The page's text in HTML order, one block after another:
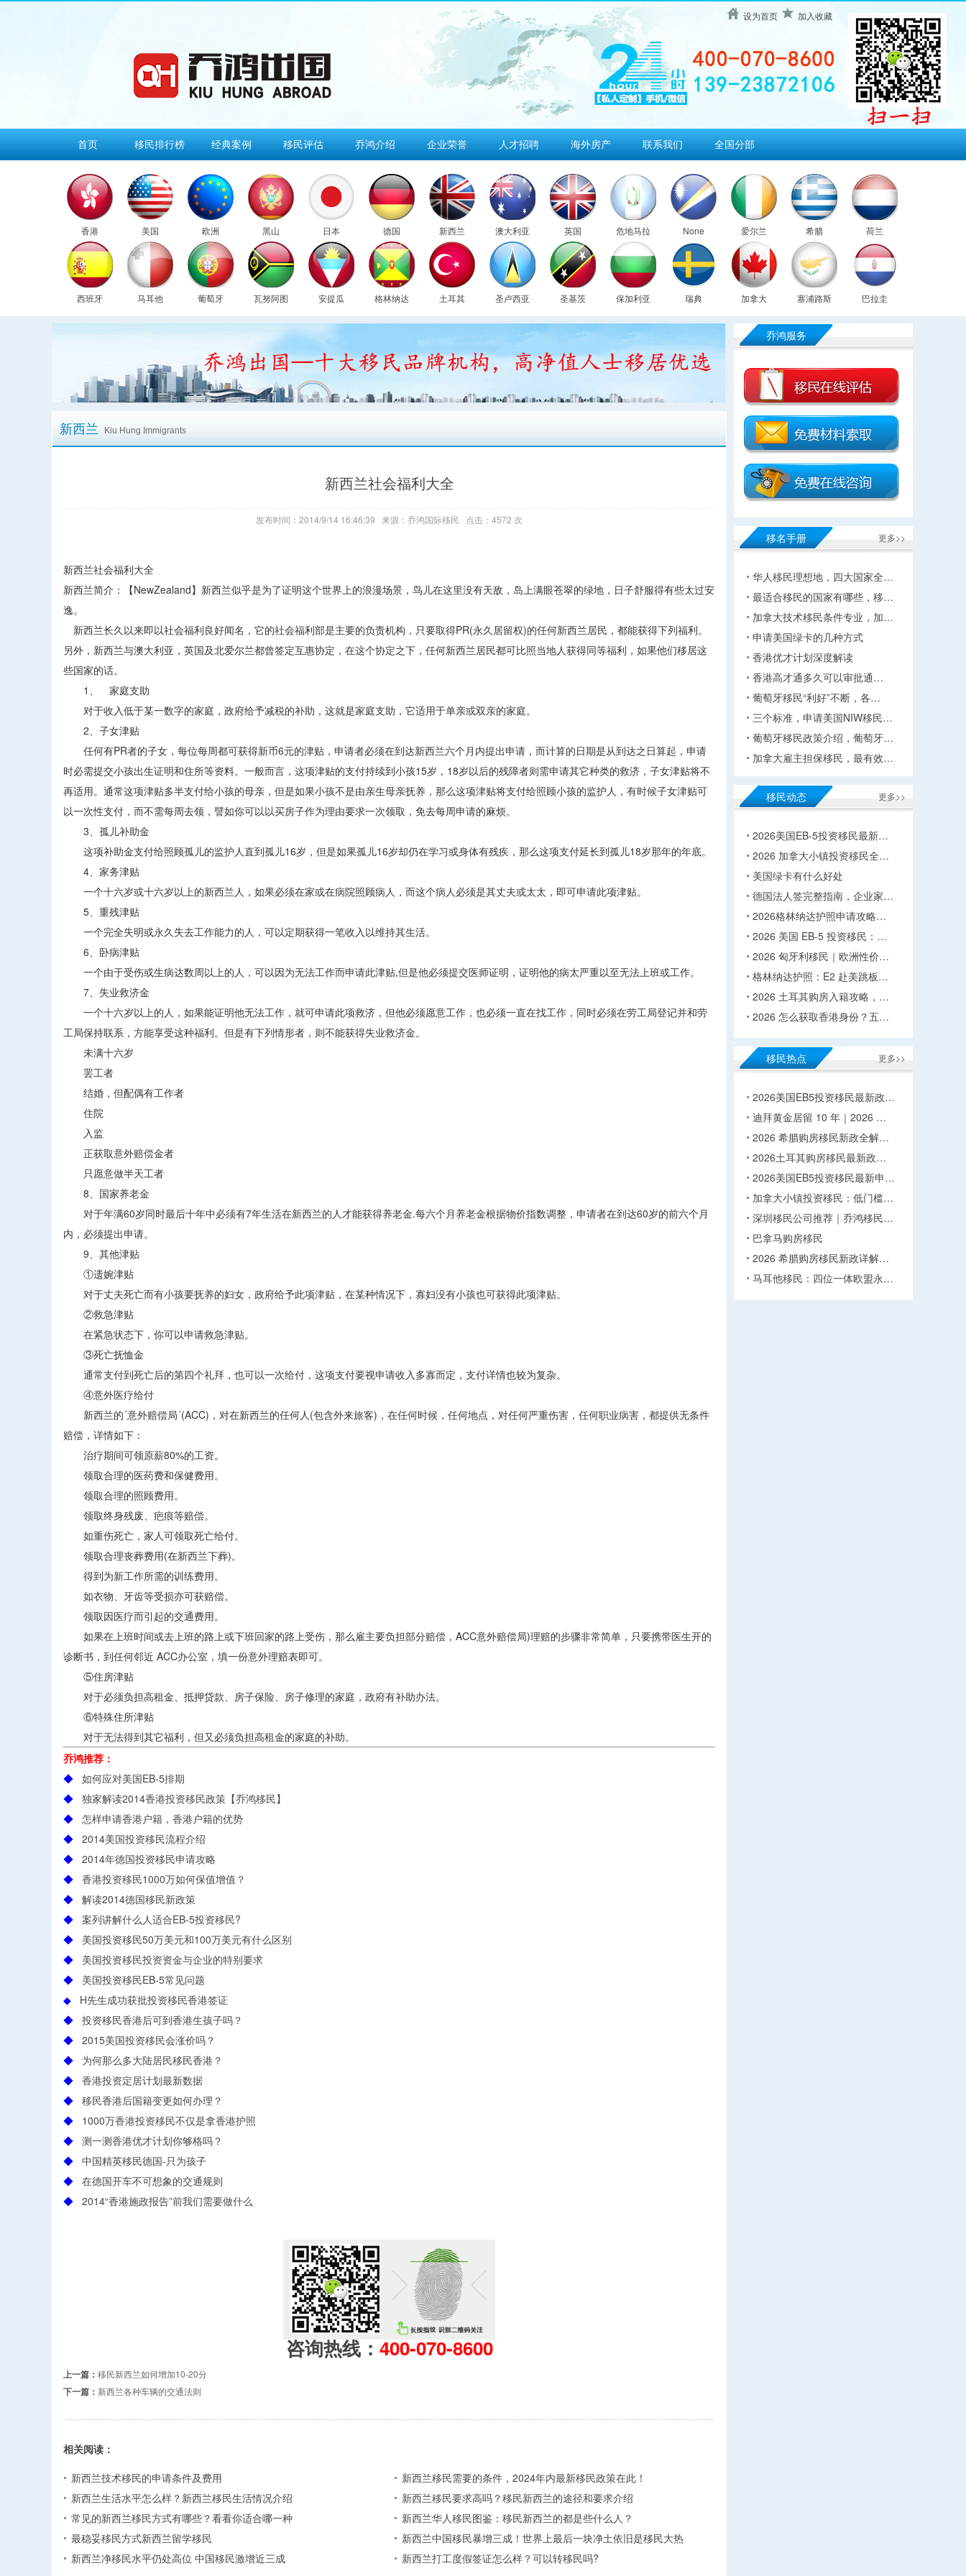
设为首页 加入收藏
首页 移民排行榜 经典案例 移民评估 乔鸿介绍 企业荣誉 人才招聘 海外房产 联系我们 全国分部
香港 美国 欧洲 黑山 日本 德国 新西兰 澳大利亚 英国 危地马拉 None 爱尔兰 希腊 荷兰
西班牙 马耳他 葡萄牙 瓦努阿图 安提瓜 格林纳达 土耳其 圣卢西亚 圣基茨 保加利亚 瑞典 加拿大 塞浦路斯 巴拉圭
新西兰 Kiu Hung Immigrants
新西兰社会福利大全
发布时间：2014/9/14 16:46:39 来源：乔鸿国际移民 点击：4572 次
新西兰社会福利大全
新西兰简介：【NewZealand】新西兰似乎是为了证明这个世界上的浪漫场景，鸟儿在这里没有天敌，岛上满眼苍翠的绿地，日子舒服得有些太过安
逸。
新西兰长久以来即以社会福利良好闻名，它的社会福利部是主要的负责机构，只要取得PR(永久居留权)的任何新西兰居民，都能获得下列福利。
另外，新西兰与澳大利亚，英国及北爱尔兰都曾签定互惠协定，在这个协定之下，任何新西兰居民都可比照当地人获得同等福利，如果他们移居这
些国家的话。
1、 家庭支助
对于收入低于某一数字的家庭，政府给予减税的补助，这就是家庭支助，它适用于单亲或双亲的家庭。
2、子女津贴
任何有PR者的子女，每位每周都可获得新币6元的津贴，申请者必须在到达新西兰六个月内提出申请，而计算的日期是从到达之日算起，申请
时必需提交小孩出生证明和住所等资料。一般而言，这项津贴的支付持续到小孩15岁，18岁以后的残障者则需申请其它种类的救济，子女津贴将不
再适用。通常这项津贴多半支付给小孩的母亲，但是如果小孩不是由亲生母亲抚养，那么这项津贴将支付给照顾小孩的监护人，有时候子女津贴可
以一次性支付，而不需每周去领，譬如你可以以买房子作为理由要求一次领取，免去每周申请的麻烦。
3、孤儿补助金
这项补助金支付给照顾孤儿的监护人直到孤儿16岁，但是如果孤儿16岁却仍在学习或身体有残疾，那么这项支付延长到孤儿18岁那年的年底。
4、家务津贴
一个十六岁或十六岁以上的新西兰人，如果必须在家或在病院照顾病人，而这个病人必须是其丈夫或太太，即可申请此项津贴。
5、重残津贴
一个完全失明或永久失去工作能力的人，可以定期获得一笔收入以维持其生活。
6、卧病津贴
一个由于受伤或生病达数周以上的人，可以因为无法工作而申请此津贴,但是他必须提交医师证明，证明他的病太严重以至无法上班或工作。
7、失业救济金
一个十六岁以上的人，如果能证明他无法工作，就可申请此项救济，但他必须愿意工作，也必须一直在找工作，同时必须在劳工局登记并和劳
工局保持联系，方能享受这种福利。但是有下列情形者，则不能获得失业救济金。
未满十六岁
罢工者
结婚，但配偶有工作者
住院
入监
正获取意外赔偿金者
只愿意做半天工者
8、国家养老金
对于年满60岁同时最后十年中必须有7年生活在新西兰的人才能获得养老金.每六个月养老金根据物价指数调整，申请者在到达60岁的前六个月
内，必须提出申请。
9、其他津贴
①遗婉津贴
对于丈夫死亡而有小孩要抚养的妇女，政府给予此项津贴，在某种情况下，寡妇没有小孩也可获得此项津贴。
②救急津贴
在紧急状态下，你可以申请救急津贴。
③死亡抚恤金
通常支付到死亡后的第四个礼拜，也可以一次给付，这项支付要视申请收入多寡而定，支付详情也较为复杂。
④意外医疗给付
新西兰的´意外赔偿局´(ACC)，对在新西兰的任何人(包含外来旅客)，在任何时候，任何地点，对任何严重伤害，任何职业病害，都提供无条件
赔偿，详情如下：
治疗期间可领原薪80%的工资。
领取合理的医药费和保健费用。
领取合理的照顾费用。
领取终身残废、疤痕等赔偿。
如重伤死亡，家人可领取死亡给付。
领取合理丧葬费用(在新西兰下葬)。
得到为新工作所需的训练费用。
如衣物、牙齿等受损亦可获赔偿。
领取因医疗而引起的交通费用。
如果在上班时间或去上班的路上或下班回家的路上受伤，那么雇主要负担部分赔偿，ACC意外赔偿局)理赔的步骤非常简单，只要携带医生开的
诊断书，到任何邻近 ACC办公室，填一份意外理赔表即可。
⑤住房津贴
对于必须负担高租金、抵押贷款、房子保险、房子修理的家庭，政府有补助办法。
⑥特殊住所津贴
对于无法得到其它福利，但又必须负担高租金的家庭的补助。
乔鸿推荐：
◆ 如何应对美国EB-5排期
◆ 独家解读2014香港投资移民政策【乔鸿移民】
◆ 怎样申请香港户籍，香港户籍的优势
◆ 2014美国投资移民流程介绍
◆ 2014年德国投资移民申请攻略
◆ 香港投资移民1000万如何保值增值？
◆ 解读2014德国移民新政策
◆ 案列讲解什么人适合EB-5投资移民?
◆ 美国投资移民50万美元和100万美元有什么区别
◆ 美国投资移民投资资金与企业的特别要求
◆ 美国投资移民EB-5常见问题
◆ H先生成功获批投资移民香港签证
◆ 投资移民香港后可到香港生孩子吗？
◆ 2015美国投资移民会涨价吗？
◆ 为何那么多大陆居民移民香港？
◆ 香港投资定居计划最新数据
◆ 移民香港后国籍变更如何办理？
◆ 1000万香港投资移民不仅是拿香港护照
◆ 测一测香港优才计划你够格吗？
◆ 中国精英移民德国-只为孩子
◆ 在德国开车不可想象的交通规则
◆ 2014“香港施政报告”前我们需要做什么
咨询热线： 400-070-8600
上一篇： 移民新西兰如何增加10-20分
下一篇： 新西兰各种车辆的交通法则
相关阅读：
新西兰技术移民的申请条件及费用
新西兰移民需要的条件，2024年内最新移民政策在此！
新西兰生活水平怎么样？新西兰移民生活情况介绍
新西兰移民要求高吗？移民新西兰的途径和要求介绍
常见的新西兰移民方式有哪些？看看你适合哪一种
新西兰华人移民图鉴：移民新西兰的都是些什么人？
最稳妥移民方式新西兰留学移民
新西兰中国移民暴增三成！世界上最后一块净土依旧是移民大热
新西兰净移民水平仍处高位 中国移民激增近三成
新西兰打工度假签证怎么样？可以转移民吗?
乔鸿服务
更多>>
移名手册
华人移民理想地，四大国家全…
最适合移民的国家有哪些，移…
加拿大技术移民条件专业，加…
申请美国绿卡的几种方式
香港优才计划深度解读
香港高才通多久可以审批通…
葡萄牙移民“利好”不断，各…
三个标准，申请美国NIW移民…
葡萄牙移民政策介绍，葡萄牙…
加拿大雇主担保移民，最有效…
更多>>
移民动态
2026美国EB-5投资移民最新…
2026 加拿大小镇投资移民全…
美国绿卡有什么好处
德国法人签完整指南，企业家…
2026格林纳达护照申请攻略…
2026 美国 EB-5 投资移民：…
2026 匈牙利移民｜欧洲性价…
格林纳达护照：E2 赴美跳板…
2026 土耳其购房入籍攻略，…
2026 怎么获取香港身份？五…
更多>>
移民热点
2026美国EB5投资移民最新政…
迪拜黄金居留 10 年｜2026 …
2026 希腊购房移民新政全解…
2026土耳其购房移民最新政…
2026美国EB5投资移民最新申…
加拿大小镇投资移民：低门槛…
深圳移民公司推荐｜乔鸿移民…
巴拿马购房移民
2026 希腊购房移民新政详解…
马耳他移民：四位一体欧盟永…